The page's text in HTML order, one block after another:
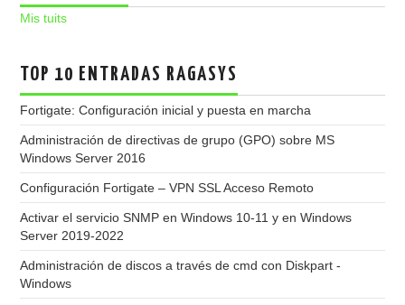
Mis tuits
TOP 10 ENTRADAS RAGASYS
Fortigate: Configuración inicial y puesta en marcha
Administración de directivas de grupo (GPO) sobre MS
Windows Server 2016
Configuración Fortigate – VPN SSL Acceso Remoto
Activar el servicio SNMP en Windows 10-11 y en Windows
Server 2019-2022
Administración de discos a través de cmd con Diskpart -
Windows